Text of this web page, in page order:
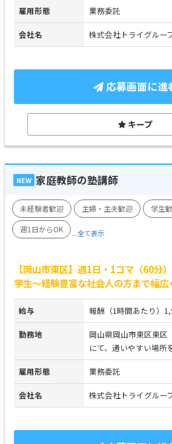
雇用形態 業務委託
会社名 株式会社トライグルー
応募画面に進
キープ
NEW 家庭教師の塾講師
未経験者歓迎 主婦・主夫歓迎 学生
週1日からOK
...全て表示
【岡山市東区】週1日・1コマ（60分
学生～経験豊富な社会人の方まで幅広
給与 報酬（1時間あたり）
勤務地
岡山県岡山市東区東
にて、通いやすい場所
雇用形態 業務委託
会社名 株式会社トライグルー